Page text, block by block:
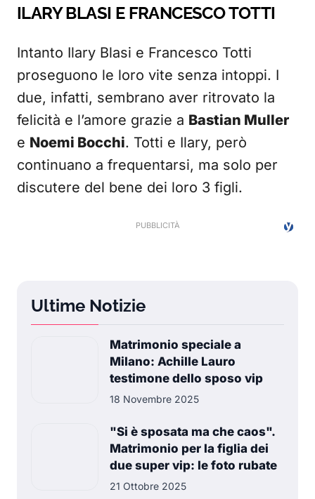
ILARY BLASI E FRANCESCO TOTTI
Intanto Ilary Blasi e Francesco Totti
proseguono le loro vite senza intoppi. I
due, infatti, sembrano aver ritrovato la
felicità e l’amore grazie a Bastian Muller
e Noemi Bocchi. Totti e Ilary, però
continuano a frequentarsi, ma solo per
discutere del bene dei loro 3 figli.
Ultime Notizie
Matrimonio speciale a
Milano: Achille Lauro
testimone dello sposo vip
18 Novembre 2025
"Si è sposata ma che caos".
Matrimonio per la figlia dei
due super vip: le foto rubate
21 Ottobre 2025